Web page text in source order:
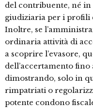
del contribuente, né in
giudiziaria per i
Inoltre, se
ordinaria attività di
a scoprire l’evasore,
dell’accertamento
dimostrando, solo in
rimpatriati o
potente condono